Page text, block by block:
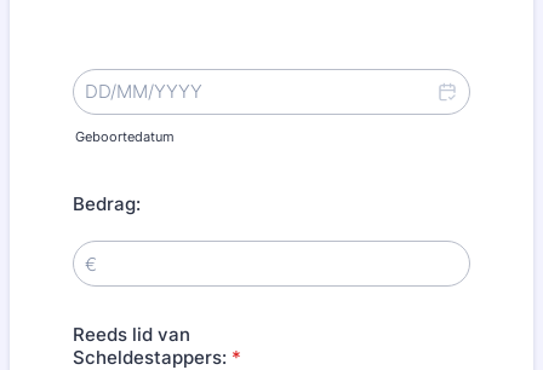
Geboortedatum
Bedrag:
Reeds lid van
Scheldestappers: *